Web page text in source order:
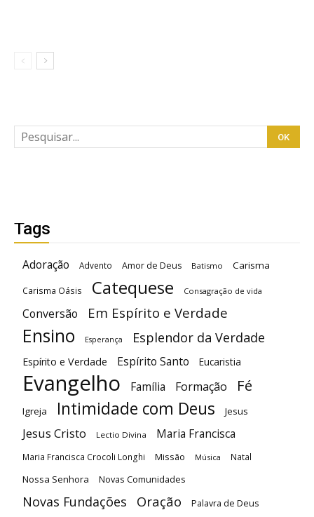
Tags
Adoração Advento Amor de Deus Batismo Carisma
Carisma Oásis Catequese Consagração de vida
Conversão Em Espírito e Verdade
Ensino Esperança Esplendor da Verdade
Espírito e Verdade Espírito Santo Eucaristia
Evangelho Família Formação Fé
Igreja Intimidade com Deus Jesus
Jesus Cristo Lectio Divina Maria Francisca
Maria Francisca Crocoli Longhi Missão Música Natal
Nossa Senhora Novas Comunidades
Novas Fundações Oração Palavra de Deus